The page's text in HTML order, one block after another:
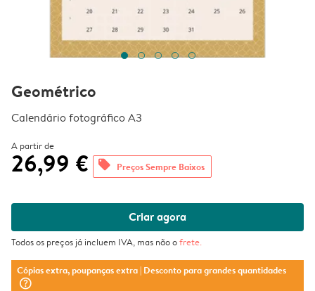
Geométrico
Calendário fotográfico A3
A partir de
26,99 € offers Preços Sempre Baixos
Criar agora
Todos os preços já incluem IVA, mas não ofrete.
Cópias extra, poupanças extra| Desconto para grandes quantidades
question_mark_circle